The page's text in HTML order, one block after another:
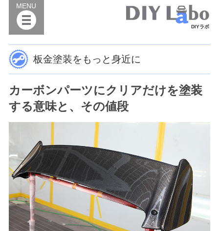
DIYラボ
MENU
板金塗装をもっと身近に
カーボンパーツにクリアだけを塗装
する意味と、その値段